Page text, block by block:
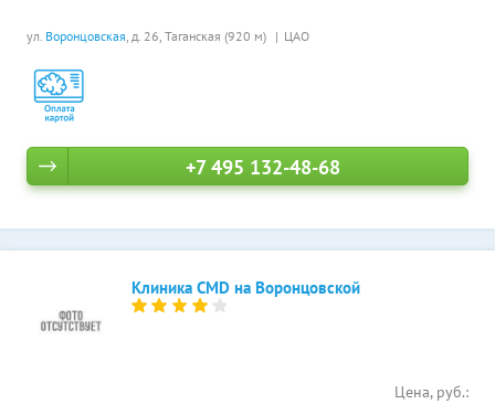
ул. Воронцовская, д. 26, Таганская (920 м) ЦАО
+7 495 132-48-68
Клиника CMD на Воронцовской
Цена, руб.: